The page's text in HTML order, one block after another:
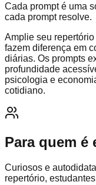
Cada prompt é uma
cada prompt resolve.
Amplie seu
fazem diferença em
diárias. Os prompts
profundidade
psicologia e
cotidiano.
Para quem é
Curiosos e
repertório,